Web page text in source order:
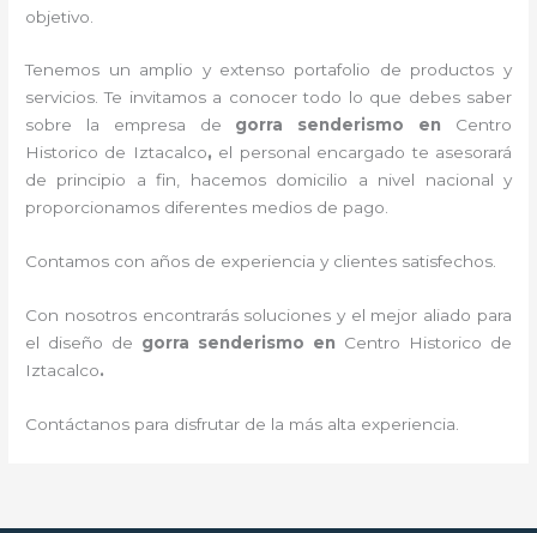
objetivo.
Tenemos un amplio y extenso portafolio de productos y
servicios. Te invitamos a conocer todo lo que debes saber
sobre la empresa de gorra senderismo en Centro
Historico de Iztacalco, el personal encargado te asesorará
de principio a fin, hacemos domicilio a nivel nacional y
proporcionamos diferentes medios de pago.
Contamos con años de experiencia y clientes satisfechos.
Con nosotros encontrarás soluciones y el mejor aliado para
el diseño de gorra senderismo en Centro Historico de
Iztacalco.
Contáctanos para disfrutar de la más alta experiencia.